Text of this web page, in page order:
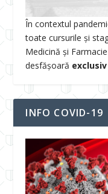
În contextul
toate cursurile și
Medicină și
desfășoară
INFO COVID-19